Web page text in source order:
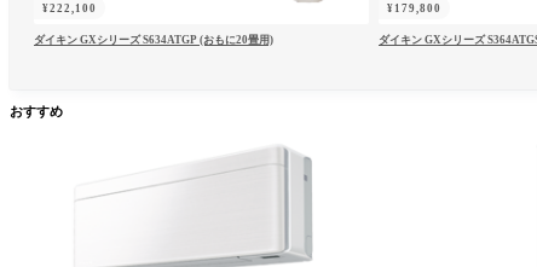
¥222,100
ダイキン GXシリーズ S634ATGP (おもに20畳用)
¥ 179,800
ダイキン GXシリーズ
おすすめ